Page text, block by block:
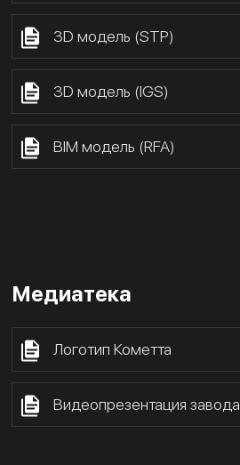
3D модель (STP)
3D модель (IGS)
BIM модель (RFA)
Медиатека
Логотип Кометта
Видеопрезентация завода